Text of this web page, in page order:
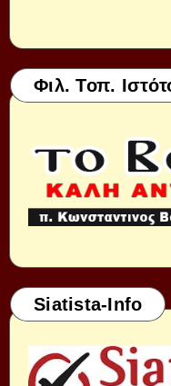
Φιλ. Τοπ.
Siatista-Info